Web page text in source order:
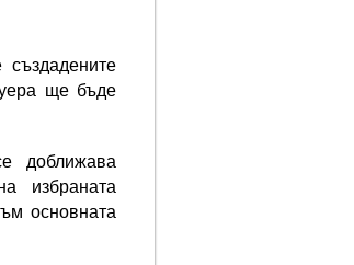
ще бъде
доближава
избраната
основната